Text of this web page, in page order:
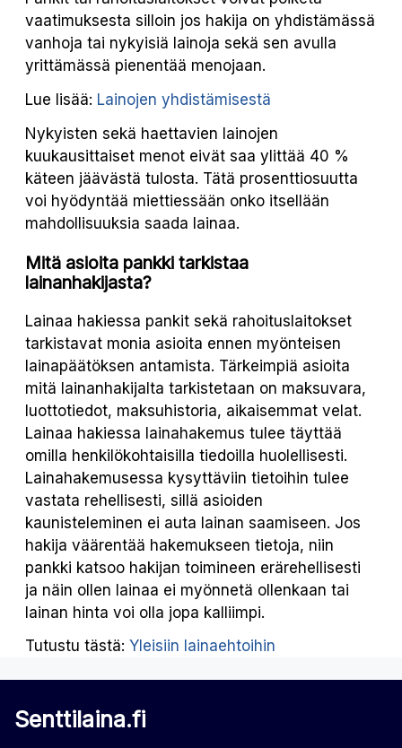
vaatimuksesta silloin jos hakija on yhdistämässä
vanhoja tai nykyisiä lainoja sekä sen avulla
yrittämässä pienentää menojaan.
Lue lisää: Lainojen yhdistämisestä
Nykyisten sekä haettavien lainojen
kuukausittaiset menot eivät saa ylittää 40 %
käteen jäävästä tulosta. Tätä prosenttiosuutta
voi hyödyntää miettiessään onko itsellään
mahdollisuuksia saada lainaa.
Mitä asioita pankki tarkistaa
lainanhakijasta?
Lainaa hakiessa pankit sekä rahoituslaitokset
tarkistavat monia asioita ennen myönteisen
lainapäätöksen antamista. Tärkeimpiä asioita
mitä lainanhakijalta tarkistetaan on maksuvara,
luottotiedot, maksuhistoria, aikaisemmat velat.
Lainaa hakiessa lainahakemus tulee täyttää
omilla henkilökohtaisilla tiedoilla huolellisesti.
Lainahakemusessa kysyttäviin tietoihin tulee
vastata rehellisesti, sillä asioiden
kaunisteleminen ei auta lainan saamiseen. Jos
hakija väärentää hakemukseen tietoja, niin
pankki katsoo hakijan toimineen erärehellisesti
ja näin ollen lainaa ei myönnetä ollenkaan tai
lainan hinta voi olla jopa kalliimpi.
Tutustu tästä: Yleisiin lainaehtoihin
Senttilaina.fi